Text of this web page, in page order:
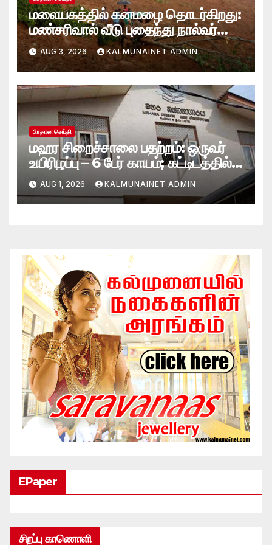
மலையகத்தில் கனமழை தொடர்கிறது:
மண்சரிவால் வீடு புதைந்து நால்வர்
மாயம்
AUG 3, 2026 KALMUNAINET ADMIN
பிரதான செய்தி
மஹர சிறைச்சாலை பதற்றம்: ஒருவர்
உயிரிழப்பு – 6 பேர் காயம்; கட்டிடத்தில்
பாரிய தீ
AUG 1, 2026 KALMUNAINET ADMIN
EPaper
சிறப்பு காணொளி